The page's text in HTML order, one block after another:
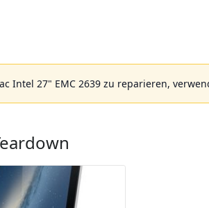
Intel 27" EMC 2639 zu reparieren,